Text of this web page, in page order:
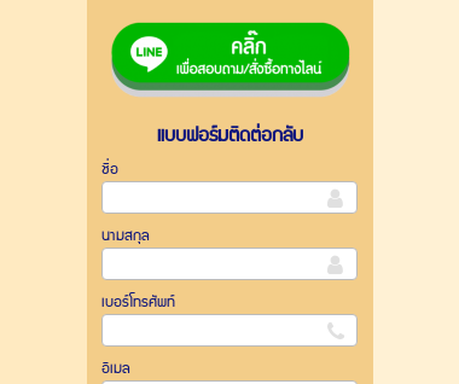
แบบฟอร์มติดต่อกลับ
ชื่อ
นามสกุล
เบอร์โทรศัพท์
อีเมล